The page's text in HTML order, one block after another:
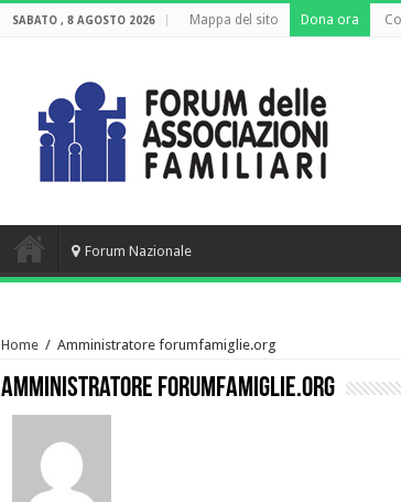
SABATO , 8 AGOSTO 2026 Mappa del sito Dona ora
Forum Nazionale
Home / Amministratore forumfamiglie.org
Amministratore forumfamiglie.org